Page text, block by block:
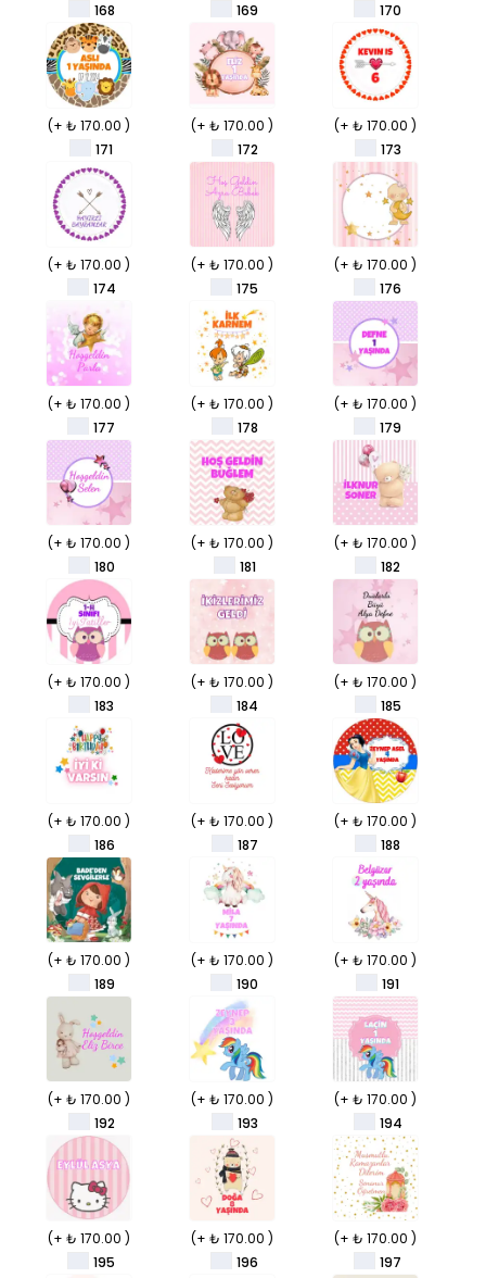
168
169
170
(+ ₺ 170.00 )
171
(+ ₺ 170.00 )
172
(+ ₺ 170.00 )
173
(+ ₺ 170.00 )
174
(+ ₺ 170.00 )
175
(+ ₺ 170.00 )
176
(+ ₺ 170.00 )
177
(+ ₺ 170.00 )
178
(+ ₺ 170.00 )
179
(+ ₺ 170.00 )
180
(+ ₺ 170.00 )
181
(+ ₺ 170.00 )
182
(+ ₺ 170.00 )
183
(+ ₺ 170.00 )
184
(+ ₺ 170.00 )
185
(+ ₺ 170.00 )
186
(+ ₺ 170.00 )
187
(+ ₺ 170.00 )
188
(+ ₺ 170.00 )
189
(+ ₺ 170.00 )
190
(+ ₺ 170.00 )
191
(+ ₺ 170.00 )
192
(+ ₺ 170.00 )
193
(+ ₺ 170.00 )
194
(+ ₺ 170.00 )
195
(+ ₺ 170.00 )
196
(+ ₺ 170.00 )
197